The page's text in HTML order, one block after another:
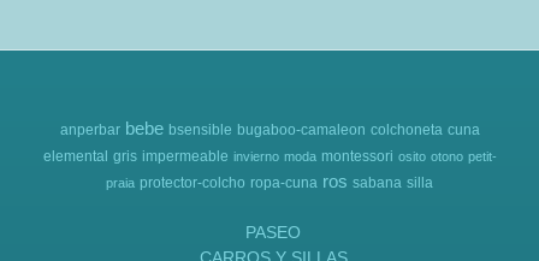
anperbar bebe bsensible bugaboo-camaleon colchoneta cuna
elemental gris impermeable invierno moda montessori osito otono petit-
praia protector-colcho ropa-cuna ros sabana silla
PASEO
CARROS Y SILLAS